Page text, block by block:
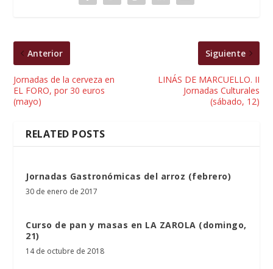
Anterior
Jornadas de la cerveza en
EL FORO, por 30 euros
(mayo)
Siguiente
LINÁS DE MARCUELLO. II
Jornadas Culturales
(sábado, 12)
RELATED POSTS
Jornadas Gastronómicas del arroz (febrero)
30 de enero de 2017
Curso de pan y masas en LA ZAROLA (domingo,
21)
14 de octubre de 2018